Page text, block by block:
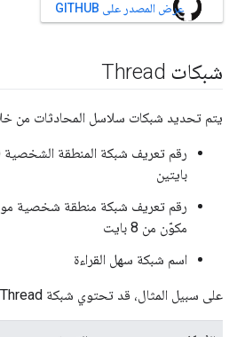
عرض المصدر على GITHUB
شبكات Thread
يتم تحديد شبكات سلاسل المحادثات من
بايتين
مكوّن من 8 بايت
اسم شبكة سهل القراءة
على سبيل المثال، قد تحتوي شبكة Thread على المعرّفات التالية: